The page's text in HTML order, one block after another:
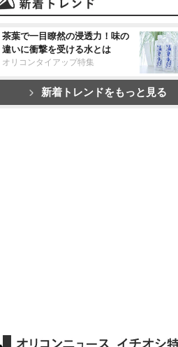
茶葉で一目瞭然の浸透力！味の
違いに衝撃を受ける水とは
オリコンタイアップ特集
新着トレンドをもっと見る